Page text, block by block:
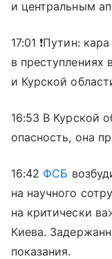
и центральным
17:01 ❗️Путин:
в преступлениях
и Курской
16:53 В Курской
опасность, она
16:42 ФСБ
на научного
на критически
Киева.
показания.